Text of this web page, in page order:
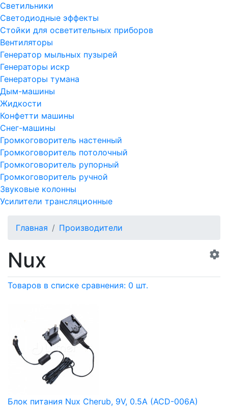
Светильники
Светодиодные эффекты
Стойки для осветительных приборов
Вентиляторы
Генератор мыльных пузырей
Генераторы искр
Генераторы тумана
Дым-машины
Жидкости
Конфетти машины
Снег-машины
Громкоговоритель настенный
Громкоговоритель потолочный
Громкоговоритель рупорный
Громкоговоритель ручной
Звуковые колонны
Усилители трансляционные
Главная Производители
Nux
Товаров в списке сравнения: 0 шт.
Блок питания Nux Cherub, 9V, 0.5A (ACD-006A)